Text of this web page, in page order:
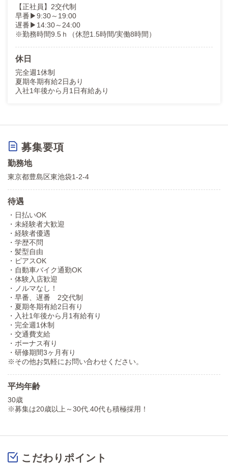
【正社員】2交代制
早番▶9:30～19:00
遅番▶14:30～24:00
※勤務時間9.5ｈ（休憩1.5時間/実働8時間）
休日
完全週1休制
夏期冬期有給2日あり
入社1年後から月1日有給あり
募集要項
勤務地
東京都豊島区東池袋1-2-4
待遇
・日払いOK
・未経験者大歓迎
・経験者優遇
・学歴不問
・髪型自由
・ピアスOK
・自動車バイク通勤OK
・体験入店歓迎
・ノルマなし！
・早番、遅番 2交代制
・夏期冬期有給2日有り
・入社1年後から月1有給有り
・完全週1休制
・交通費支給
・ボーナス有り
・研修期間3ヶ月有り
※その他お気軽にお問い合わせください。
平均年齢
30歳
※募集は20歳以上～30代.40代も積極採用！
こだわりポイント